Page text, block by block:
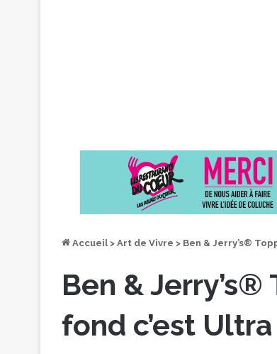
Accueil > Art de Vivre > Ben & Jerry’s®
Ben &
fond c’est